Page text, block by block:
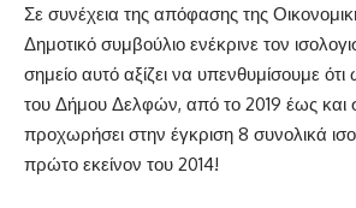
Σε συνέχεια της απόφασης της
Δημοτικό συμβούλιο ενέκρινε τον
σημείο αυτό αξίζει να υπενθυμίσουμε
του Δήμου Δελφών, από το 2019 έως και
προχωρήσει στην έγκριση 8 συνολικά
πρώτο εκείνον του 2014!